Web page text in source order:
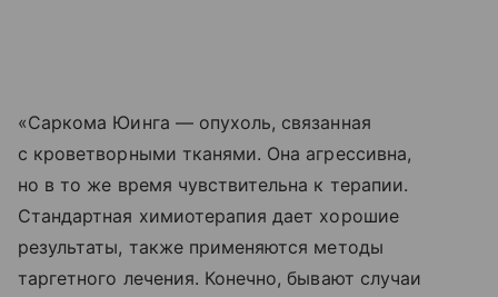
«Саркома Юинга — опухоль, связанная
с кроветворными тканями. Она агрессивна,
но в то же время чувствительна к терапии.
Стандартная химиотерапия дает хорошие
результаты, также применяются методы
таргетного лечения. Конечно, бывают случаи